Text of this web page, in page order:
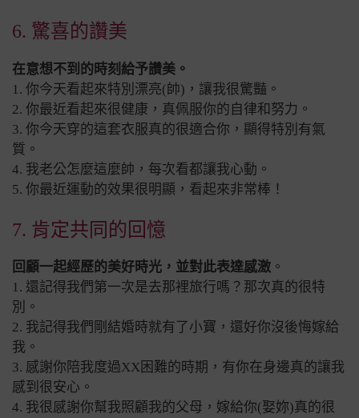
6. 驚喜的讚美
在意想不到的時刻給予讚美。
1. 你今天看起來特別漂亮(帥)，讓我很驚豔。
2. 你最近看起來很健康，真佩服你的自律和努力。
3. 你今天穿的這套衣服真的很適合你，顯得特別有氣
質。
4. 我老公怎麼這麼帥，每次看都讓我心動。
5. 你最近運動的效果很明顯，看起來非常棒！
7. 肯定共同的回憶
回顧一起經歷的美好時光，並對此表達感激 。
1. 還記得我們第一次是去那裡旅行嗎？那次真的很特
別。
2. 我記得我們剛結婚時就有了小寶，還好你沒後悔嫁給
我。
3. 感謝你陪我度過XX困難的時期，有你在身邊真的讓我
感到很安心。
4. 我很感謝你幫我照顧我的父母，嫁給你(娶妳)真的很